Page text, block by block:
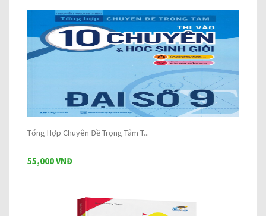
Tổng Hợp Chuyên Đề Trọng Tâm T...
55,000 VNĐ